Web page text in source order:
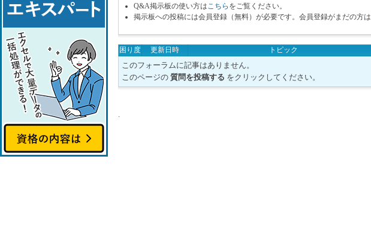
Q&A掲示板の使い方は こちら をご覧ください。
掲示板への投稿には会員登録（無料）が必要です。会員登録がまだの方は
困り度 更新日時 トピック
このフォーラムに記事はありません。
このページの 質問を投稿する をクリックしてください。